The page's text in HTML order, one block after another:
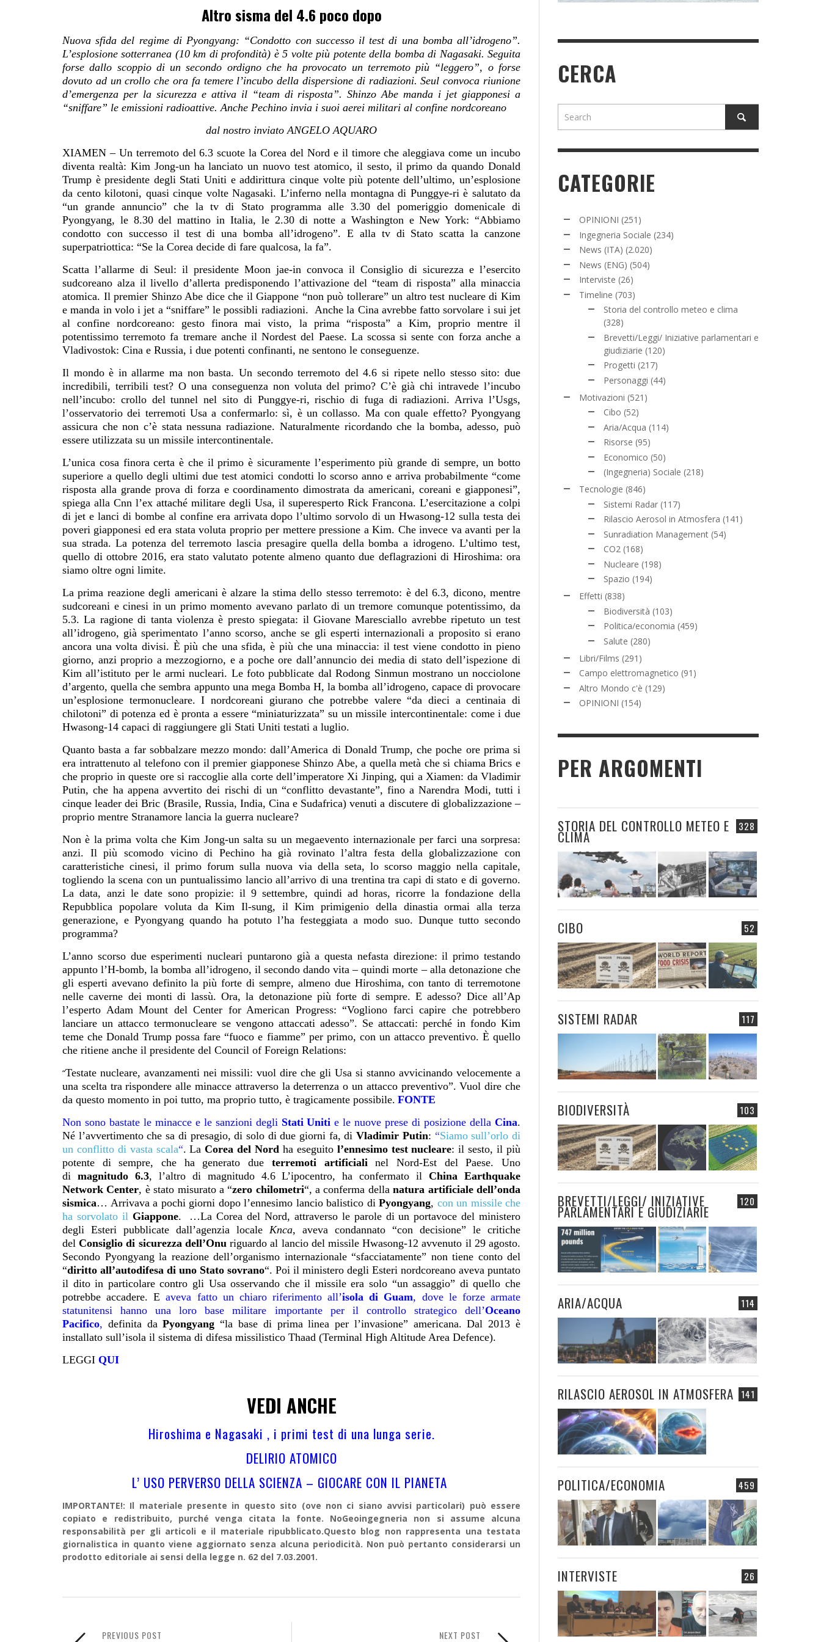
Altro sisma del 4.6 poco dopo
Nuova sfida del regime di Pyongyang: “Condotto con successo il test di una bomba all’idrogeno”.
L’esplosione sotterranea (10 km di profondità) è 5 volte più potente della bomba di Nagasaki. Seguita
forse dallo scoppio di un secondo ordigno che ha provocato un terremoto più “leggero”, o forse
dovuto ad un crollo che ora fa temere l’incubo della dispersione di radiazioni. Seul convoca riunione
d’emergenza per la sicurezza e attiva il “team di risposta”. Shinzo Abe manda i jet giapponesi a
“sniffare” le emissioni radioattive. Anche Pechino invia i suoi aerei militari al confine nordcoreano
dal nostro inviato ANGELO AQUARO
XIAMEN – Un terremoto del 6.3 scuote la Corea del Nord e il timore che aleggiava come un incubo
diventa realtà: Kim Jong-un ha lanciato un nuovo test atomico, il sesto, il primo da quando Donald
Trump è presidente degli Stati Uniti e addirittura cinque volte più potente dell’ultimo, un’esplosione
da cento kilotoni, quasi cinque volte Nagasaki. L’inferno nella montagna di Punggye-ri è salutato da
“un grande annuncio” che la tv di Stato programma alle 3.30 del pomeriggio domenicale di
Pyongyang, le 8.30 del mattino in Italia, le 2.30 di notte a Washington e New York: “Abbiamo
condotto con successo il test di una bomba all’idrogeno”. E alla tv di Stato scatta la canzone
superpatriottica: “Se la Corea decide di fare qualcosa, la fa”.
Scatta l’allarme di Seul: il presidente Moon jae-in convoca il Consiglio di sicurezza e l’esercito
sudcoreano alza il livello d’allerta predisponendo l’attivazione del “team di risposta” alla minaccia
atomica. Il premier Shinzo Abe dice che il Giappone “non può tollerare” un altro test nucleare di Kim
e manda in volo i jet a “sniffare” le possibli radiazioni. Anche la Cina avrebbe fatto sorvolare i sui jet
al confine nordcoreano: gesto finora mai visto, la prima “risposta” a Kim, proprio mentre il
potentissimo terremoto fa tremare anche il Nordest del Paese. La scossa si sente con forza anche a
Vladivostok: Cina e Russia, i due potenti confinanti, ne sentono le conseguenze.
Il mondo è in allarme ma non basta. Un secondo terremoto del 4.6 si ripete nello stesso sito: due
incredibili, terribili test? O una conseguenza non voluta del primo? C’è già chi intravede l’incubo
nell’incubo: crollo del tunnel nel sito di Punggye-ri, rischio di fuga di radiazioni. Arriva l’Usgs,
l’osservatorio dei terremoti Usa a confermarlo: sì, è un collasso. Ma con quale effetto? Pyongyang
assicura che non c’è stata nessuna radiazione. Naturalmente ricordando che la bomba, adesso, può
essere utilizzata su un missile intercontinentale.
L’unica cosa finora certa è che il primo è sicuramente l’esperimento più grande di sempre, un botto
superiore a quello degli ultimi due test atomici condotti lo scorso anno e arriva probabilmente “come
risposta alla grande prova di forza e coordinamento dimostrata da americani, coreani e giapponesi”,
spiega alla Cnn l’ex attaché militare degli Usa, il superesperto Rick Francona. L’esercitazione a colpi
di jet e lanci di bombe al confine era arrivata dopo l’ultimo sorvolo di un Hwasong-12 sulla testa dei
poveri giapponesi ed era stata voluta proprio per mettere pressione a Kim. Che invece va avanti per la
sua strada. La potenza del terremoto lascia presagire quella della bomba a idrogeno. L’ultimo test,
quello di ottobre 2016, era stato valutato potente almeno quanto due deflagrazioni di Hiroshima: ora
siamo oltre ogni limite.
La prima reazione degli americani è alzare la stima dello stesso terremoto: è del 6.3, dicono, mentre
sudcoreani e cinesi in un primo momento avevano parlato di un tremore comunque potentissimo, da
5.3. La ragione di tanta violenza è presto spiegata: il Giovane Maresciallo avrebbe ripetuto un test
all’idrogeno, già sperimentato l’anno scorso, anche se gli esperti internazionali a proposito si erano
ancora una volta divisi. È più che una sfida, è più che una minaccia: il test viene condotto in pieno
giorno, anzi proprio a mezzogiorno, e a poche ore dall’annuncio dei media di stato dell’ispezione di
Kim all’istituto per le armi nucleari. Le foto pubblicate dal Rodong Sinmun mostrano un nocciolone
d’argento, quella che sembra appunto una mega Bomba H, la bomba all’idrogeno, capace di provocare
un’esplosione termonucleare. I nordcoreani giurano che potrebbe valere “da dieci a centinaia di
chilotoni” di potenza ed è pronta a essere “miniaturizzata” su un missile intercontinentale: come i due
Hwasong-14 capaci di raggiungere gli Stati Uniti testati a luglio.
Quanto basta a far sobbalzare mezzo mondo: dall’America di Donald Trump, che poche ore prima si
era intrattenuto al telefono con il premier giapponese Shinzo Abe, a quella metà che si chiama Brics e
che proprio in queste ore si raccoglie alla corte dell’imperatore Xi Jinping, qui a Xiamen: da Vladimir
Putin, che ha appena avvertito dei rischi di un “conflitto devastante”, fino a Narendra Modi, tutti i
cinque leader dei Bric (Brasile, Russia, India, Cina e Sudafrica) venuti a discutere di globalizzazione –
proprio mentre Stranamore lancia la guerra nucleare?
Non è la prima volta che Kim Jong-un salta su un megaevento internazionale per farci una sorpresa:
anzi. Il più scomodo vicino di Pechino ha già rovinato l’altra festa della globalizzazione con
caratteristiche cinesi, il primo forum sulla nuova via della seta, lo scorso maggio nella capitale,
togliendo la scena con un puntualissimo lancio all’arrivo di una trentina tra capi di stato e di governo.
La data, anzi le date sono propizie: il 9 settembre, quindi ad horas, ricorre la fondazione della
Repubblica popolare voluta da Kim Il-sung, il Kim primigenio della dinastia ormai alla terza
generazione, e Pyongyang quando ha potuto l’ha festeggiata a modo suo. Dunque tutto secondo
programma?
L’anno scorso due esperimenti nucleari puntarono già a questa nefasta direzione: il primo testando
appunto l’H-bomb, la bomba all’idrogeno, il secondo dando vita – quindi morte – alla detonazione che
gli esperti avevano definito la più forte di sempre, almeno due Hiroshima, con tanto di terremotone
nelle caverne dei monti di lassù. Ora, la detonazione più forte di sempre. E adesso? Dice all’Ap
l’esperto Adam Mount del Center for American Progress: “Vogliono farci capire che potrebbero
lanciare un attacco termonucleare se vengono attaccati adesso”. Se attaccati: perché in fondo Kim
teme che Donald Trump possa fare “fuoco e fiamme” per primo, con un attacco preventivo. È quello
che ritiene anche il presidente del Council of Foreign Relations:
“Testate nucleare, avanzamenti nei missili: vuol dire che gli Usa si stanno avvicinando velocemente a
una scelta tra rispondere alle minacce attraverso la deterrenza o un attacco preventivo”. Vuol dire che
da questo momento in poi tutto, ma proprio tutto, è tragicamente possibile. FONTE
Non sono bastate le minacce e le sanzioni degli Stati Uniti e le nuove prese di posizione dellaCina.
Né l’avvertimento che sa di presagio, di solo di due giorni fa, di Vladimir Putin: “Siamo sull’orlo di
un conflitto di vasta scala“. LaCorea del Nord ha eseguito l’ennesimo test nucleare: il sesto, il più
potente di sempre, che ha generato due terremoti artificialinel Nord-Est del Paese.
Uno
di magnitudo 6.3, l’altro di magnitudo 4.6 L’ipocentro, ha confermato ilChina Earthquake
Network Center, è stato misurato a “zero chilometri“, a conferma dellanatura artificiale dell’onda
sismica… Arrivava a pochi giorni dopo l’ennesimo lancio balistico di Pyongyang, con un missile che
ha sorvolato il Giappone. …La Corea del Nord, attraverso le parole di un portavoce del ministero
degli Esteri pubblicate dall’agenzia locale Knca, aveva condannato “con decisione” le critiche
delConsiglio di sicurezza dell’Onuriguardo al lancio del missile Hwasong-12 avvenuto il 29 agosto.
Secondo Pyongyang la reazione dell’organismo internazionale “sfacciatamente” non tiene conto del
“diritto all’autodifesa di uno Stato sovrano“. Poi il ministero degli Esteri nordcoreano aveva puntato
il dito in particolare contro gli Usa osservando che il missile era solo “un assaggio” di quello che
potrebbe accadere. Eaveva fatto un chiaro riferimento all’isola di Guam, dove le forze armate
statunitensi hanno una loro base militare importante per il controllo strategico dell’Oceano
Pacifico, definita daPyongyang “la base di prima linea per l’invasione” americana. Dal 2013 è
installato sull’isola il sistema di difesa missilistico Thaad (Terminal High Altitude Area Defence).
LEGGI QUI
VEDI ANCHE
Hiroshima e Nagasaki , i primi test di una lunga serie.
DELIRIO ATOMICO
L’ USO PERVERSO DELLA SCIENZA – GIOCARE CON IL PIANETA
IMPORTANTE!: Il materiale presente in questo sito (ove non ci siano avvisi particolari) può essere
copiato e redistribuito, purché venga citata la fonte. NoGeoingegneria non si assume alcuna
responsabilità per gli articoli e il materiale ripubblicato.Questo blog non rappresenta una testata
giornalistica in quanto viene aggiornato senza alcuna periodicità. Non può pertanto considerarsi un
prodotto editoriale ai sensi della legge n. 62 del 7.03.2001.
NEXT POST
PREVIOUS POST
CERCA
CATEGORIE
OPINIONI (251)
Ingegneria Sociale (234)
News (ITA) (2.020)
News (ENG) (504)
Interviste (26)
Timeline (703)
Storia del controllo meteo e clima
(328)
Brevetti/Leggi/ Iniziative parlamentari e
giudiziarie (120)
Progetti (217)
Personaggi (44)
Motivazioni (521)
Cibo (52)
Aria/Acqua (114)
Risorse (95)
Economico (50)
(Ingegneria) Sociale (218)
Tecnologie (846)
Sistemi Radar (117)
Rilascio Aerosol in Atmosfera (141)
Sunradiation Management (54)
CO2 (168)
Nucleare (198)
Spazio (194)
Effetti (838)
Biodiversità (103)
Politica/economia (459)
Salute (280)
Libri/Films (291)
Campo elettromagnetico (91)
Altro Mondo c'è (129)
OPINIONI (154)
PER ARGOMENTI
328
STORIA DEL CONTROLLO METEO E
CLIMA
52
CIBO
117
SISTEMI RADAR
103
BIODIVERSITÀ
120
BREVETTI/LEGGI/ INIZIATIVE
PARLAMENTARI E GIUDIZIARIE
114
ARIA/ACQUA
141
RILASCIO AEROSOL IN ATMOSFERA
459
POLITICA/ECONOMIA
26
INTERVISTE